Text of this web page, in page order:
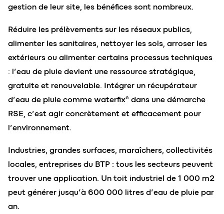
gestion de leur site, les bénéfices sont nombreux.
Réduire les prélèvements sur les réseaux publics,
alimenter les sanitaires, nettoyer les sols, arroser les
extérieurs ou alimenter certains processus techniques
: l’eau de pluie devient une ressource stratégique,
gratuite et renouvelable. Intégrer un récupérateur
d’eau de pluie comme waterfix® dans une démarche
RSE, c’est agir concrètement et efficacement pour
l’environnement.
Industries, grandes surfaces, maraîchers, collectivités
locales, entreprises du BTP : tous les secteurs peuvent
trouver une application. Un toit industriel de 1 000 m2
peut générer jusqu’à 600 000 litres d’eau de pluie par
an.